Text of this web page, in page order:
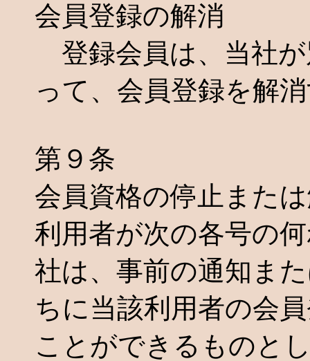
会員登録の解消
登録会員は、当社
って、会員登録を解
第９条
会員資格の停止また
利用者が次の各号の
社は、事前の通知ま
ちに当該利用者の会
ことができるものと